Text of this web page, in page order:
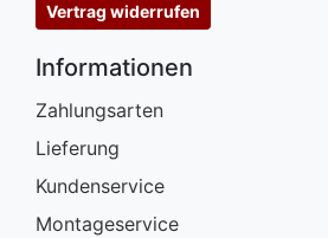
Vertrag widerrufen
Informationen
Zahlungsarten
Lieferung
Kundenservice
Montageservice